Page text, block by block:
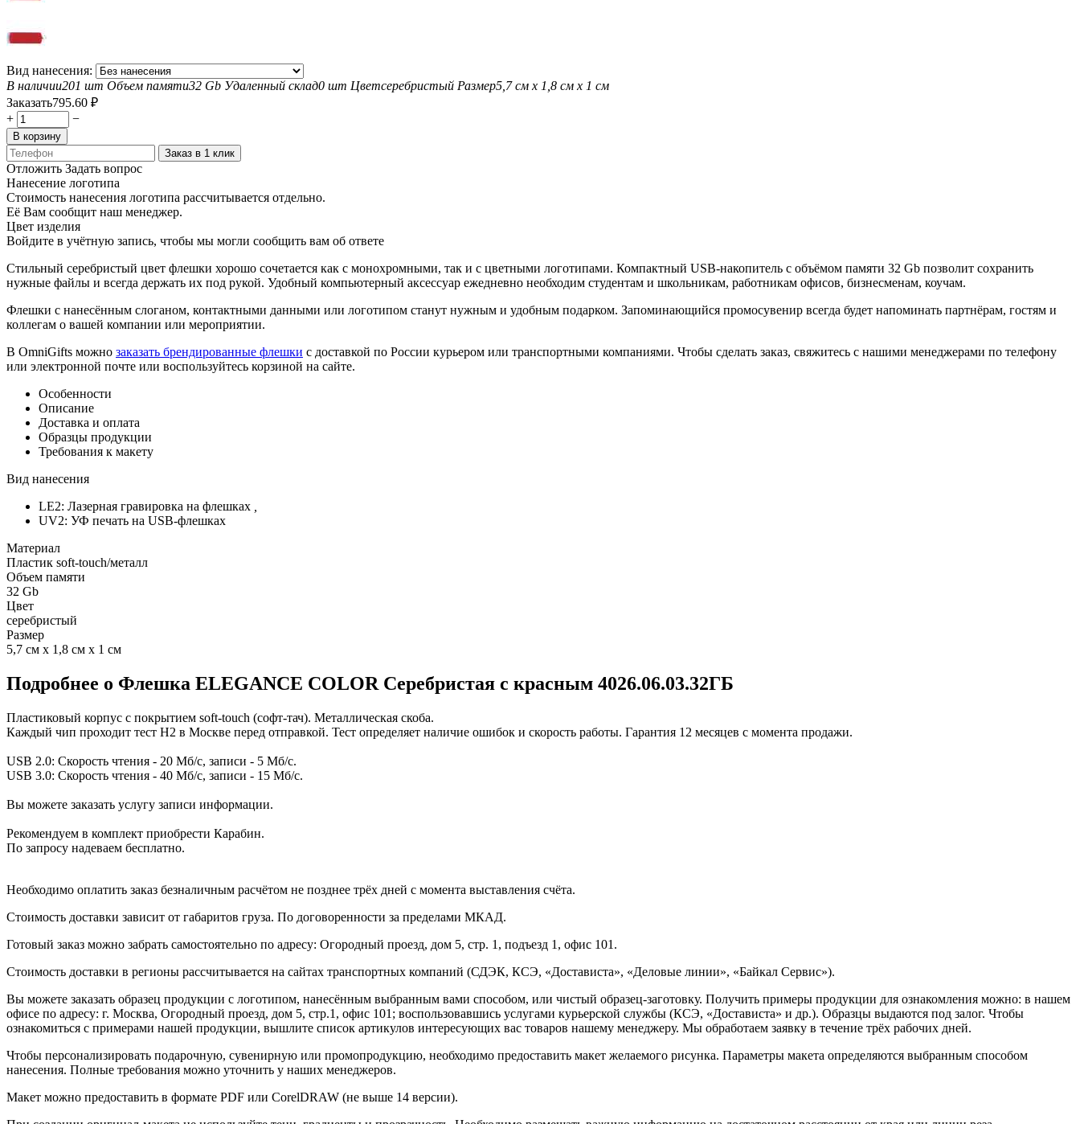
Вид нанесения:
В наличии201 шт Объем памяти32 Gb Удаленный склад0 шт Цветсеребристый Размер5,7 см х 1,8 см х 1 см
Заказать795.60 ₽
+
−
В корзину
Заказ в 1 клик
Отложить Задать вопрос
Нанесение логотипа
Стоимость нанесения логотипа рассчитывается отдельно.
Её Вам сообщит наш менеджер.
Цвет изделия
Войдите в учётную запись, чтобы мы могли сообщить вам об ответе
Стильный серебристый цвет флешки хорошо сочетается как с монохромными, так и с цветными логотипами. Компактный USB-накопитель с объёмом памяти 32 Gb позволит сохранить
нужные файлы и всегда держать их под рукой. Удобный компьютерный аксессуар ежедневно необходим студентам и школьникам, работникам офисов, бизнесменам, коучам.
Флешки с нанесённым слоганом, контактными данными или логотипом станут нужным и удобным подарком. Запоминающийся промосувенир всегда будет напоминать партнёрам, гостям и
коллегам о вашей компании или мероприятии.
В OmniGifts можно заказать брендированные флешки с доставкой по России курьером или транспортными компаниями. Чтобы сделать заказ, свяжитесь с нашими менеджерами по телефону
или электронной почте или воспользуйтесь корзиной на сайте.
Особенности
Описание
Доставка и оплата
Образцы продукции
Требования к макету
Вид нанесения
LE2: Лазерная гравировка на флешках
UV2: УФ печать на USB-флешках
Материал
Пластик soft-touch/металл
Объем памяти
32 Gb
Цвет
серебристый
Размер
5,7 см х 1,8 см х 1 см
Подробнее о Флешка ELEGANCE COLOR Серебристая с красным 4026.06.03.32ГБ
Пластиковый корпус с покрытием soft-touch (софт-тач). Металлическая скоба.
Каждый чип проходит тест H2 в Москве перед отправкой. Тест определяет наличие ошибок и скорость работы. Гарантия 12 месяцев с момента продажи.
USB 2.0: Скорость чтения - 20 Мб/с, записи - 5 Мб/с.
USB 3.0: Скорость чтения - 40 Мб/с, записи - 15 Мб/с.
Вы можете заказать услугу записи информации.
Рекомендуем в комплект приобрести Карабин.
По запросу надеваем бесплатно.
Необходимо оплатить заказ безналичным расчётом не позднее трёх дней с момента выставления счёта.
Стоимость доставки зависит от габаритов груза. По договоренности за пределами МКАД.
Готовый заказ можно забрать самостоятельно по адресу: Огородный проезд, дом 5, стр. 1, подъезд 1, офис 101.
Стоимость доставки в регионы рассчитывается на сайтах транспортных компаний (СДЭК, КСЭ, «Достависта», «Деловые линии», «Байкал Сервис»).
Вы можете заказать образец продукции с логотипом, нанесённым выбранным вами способом, или чистый образец-заготовку. Получить примеры продукции для ознакомления можно: в нашем
офисе по адресу: г. Москва, Огородный проезд, дом 5, стр.1, офис 101; воспользовавшись услугами курьерской службы (КСЭ, «Достависта» и др.). Образцы выдаются под залог. Чтобы
ознакомиться с примерами нашей продукции, вышлите список артикулов интересующих вас товаров нашему менеджеру. Мы обработаем заявку в течение трёх рабочих дней.
Чтобы персонализировать подарочную, сувенирную или промопродукцию, необходимо предоставить макет желаемого рисунка. Параметры макета определяются выбранным способом
нанесения. Полные требования можно уточнить у наших менеджеров.
Макет можно предоставить в формате PDF или CorelDRAW (не выше 14 версии).